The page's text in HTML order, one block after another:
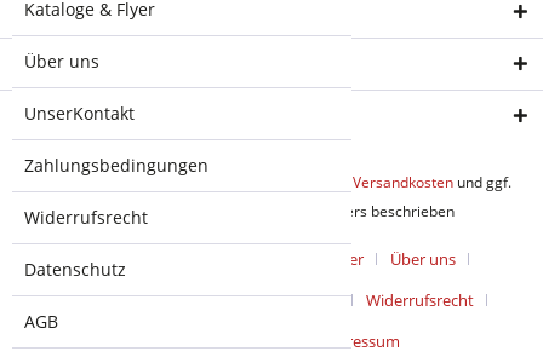
Kataloge & Flyer
Über uns
UnserKontakt
Zahlungsbedingungen
Widerrufsrecht
Datenschutz
AGB
Service Hotline
Shop Service
Informationen
* Alle Preise inkl. gesetzl. Mehrwertsteuer zzgl. Versandkosten und ggf.
Nachnahmegebühren, wenn nicht anders beschrieben
Cookie-Einstellungen Kataloge & Flyer
Über uns
UnserKontakt
Zahlungsbedingungen
Widerrufsrecht
Impressum